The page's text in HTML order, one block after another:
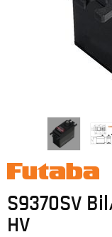
S9370SV
HV